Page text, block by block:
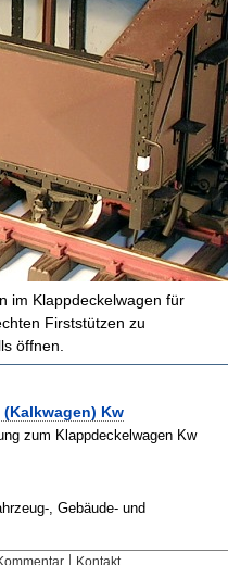
im Klappdeckelwagen für
Firststützen zu
öffnen.
Kw
zum Klappdeckelwagen Kw
, Gebäude- und